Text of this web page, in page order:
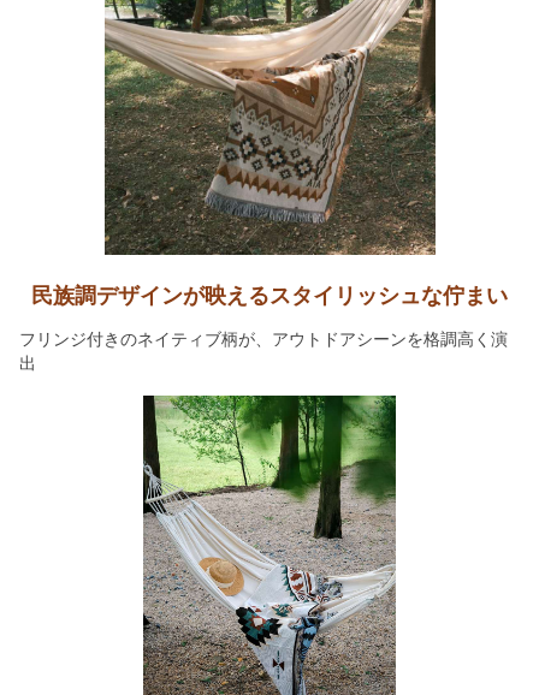
民族調デザインが映えるスタイリッシュな佇まい
フリンジ付きのネイティブ柄が、アウトドアシーンを格調高く演
出